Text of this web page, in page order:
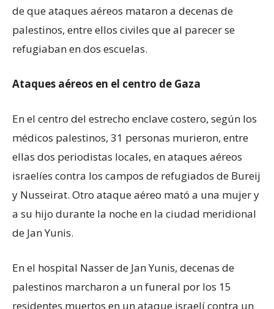
de que ataques aéreos mataron a decenas de
palestinos, entre ellos civiles que al parecer se
refugiaban en dos escuelas.
Ataques aéreos en el centro de Gaza
En el centro del estrecho enclave costero, según los
médicos palestinos, 31 personas murieron, entre
ellas dos periodistas locales, en ataques aéreos
israelíes contra los campos de refugiados de Bureij
y Nusseirat. Otro ataque aéreo mató a una mujer y
a su hijo durante la noche en la ciudad meridional
de Jan Yunis.
En el hospital Nasser de Jan Yunis, decenas de
palestinos marcharon a un funeral por los 15
residentes muertos en un ataque israelí contra un